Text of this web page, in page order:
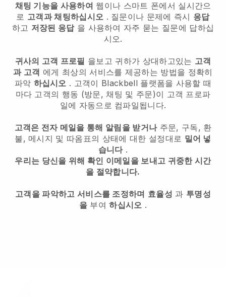
채팅 기능을 사용하여 웹이나 스마트 폰에서 실시간으
로 고객과 채팅하십시오 . 질문이나 문제에 즉시 응답
하고 저장된 응답을 사용하여 자주 묻는 질문에 답하십
시오.
귀사의 고객 프로필 을보고 귀하가 상대하고있는 고객
과 고객 에게 최상의 서비스를 제공하는 방법을 정확히
파악 하십시오 . 고객이 Blackbell 플랫폼을 사용할 때
마다 고객의 행동 (방문, 채팅 및 주문)이 고객 프로파
일에 자동으로 컴파일됩니다.
고객은 전자 메일을 통해 알림을 받거나주문, 구독, 환
불, 메시지 및 따옴표의 상태에 대한 설정대로 밀어 넣
습니다.
우리는 당신을 위해 확인 이메일을 보내고 귀중한 시간
을 절약합니다.
고객을 파악하고 서비스를 조정하며 효율성 과 투명성
을 부여하십시오 .